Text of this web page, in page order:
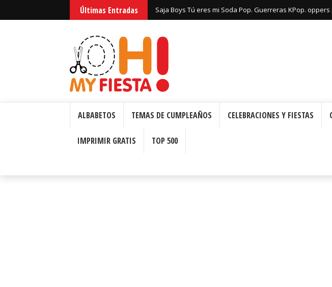
Últimas Entradas Saja Boys Tú eres mi Soda Pop. Guerreras KPop.
ALBABETOS TEMAS DE CUMPLEAÑOS CELEBRACIONES Y FIESTAS
IMPRIMIR GRATIS TOP 500